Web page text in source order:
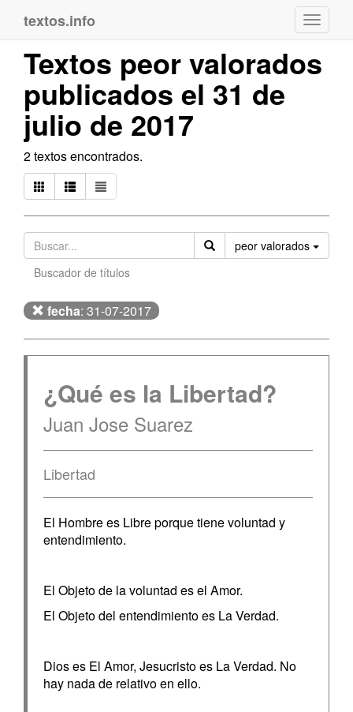
textos.info
Textos peor valorados
publicados el 31 de
julio de 2017
2 textos encontrados.
peor valorados
Buscador de títulos
fecha: 31-07-2017
¿Qué es la Libertad?
Juan Jose Suarez
Libertad
El Hombre es Libre porque tiene voluntad y
entendimiento.
El Objeto de la voluntad es el Amor.
El Objeto del entendimiento es La Verdad.
Dios es El Amor, Jesucristo es La Verdad. No
hay nada de relativo en ello.